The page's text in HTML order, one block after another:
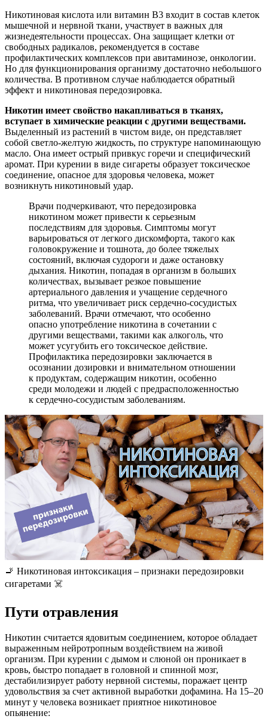
Никотиновая кислота или витамин В3 входит в состав клеток
мышечной и нервной ткани, участвует в важных для
жизнедеятельности процессах. Она защищает клетки от
свободных радикалов, рекомендуется в составе
профилактических комплексов при авитаминозе, онкологии.
Но для функционирования организму достаточно небольшого
количества. В противном случае наблюдается обратный
эффект и никотиновая передозировка.
Никотин имеет свойство накапливаться в тканях,
вступает в химические реакции с другими веществами.
Выделенный из растений в чистом виде, он представляет
собой светло-желтую жидкость, по структуре напоминающую
масло. Она имеет острый привкус горечи и специфический
аромат. При курении в виде сигареты образует токсическое
соединение, опасное для здоровья человека, может
возникнуть никотиновый удар.
Врачи подчеркивают, что передозировка
никотином может привести к серьезным
последствиям для здоровья. Симптомы могут
варьироваться от легкого дискомфорта, такого как
головокружение и тошнота, до более тяжелых
состояний, включая судороги и даже остановку
дыхания. Никотин, попадая в организм в больших
количествах, вызывает резкое повышение
артериального давления и учащение сердечного
ритма, что увеличивает риск сердечно-сосудистых
заболеваний. Врачи отмечают, что особенно
опасно употребление никотина в сочетании с
другими веществами, такими как алкоголь, что
может усугубить его токсическое действие.
Профилактика передозировки заключается в
осознании дозировки и внимательном отношении
к продуктам, содержащим никотин, особенно
среди молодежи и людей с предрасположенностью
к сердечно-сосудистым заболеваниям.
🚬 Никотиновая интоксикация – признаки передозировки
сигаретами ☠️
Пути отравления
Никотин считается ядовитым соединением, которое обладает
выраженным нейротропным воздействием на живой
организм. При курении с дымом и слюной он проникает в
кровь, быстро попадает в головной и спинной мозг,
дестабилизирует работу нервной системы, поражает центр
удовольствия за счет активной выработки дофамина. На 15–20
минут у человека возникает приятное никотиновое
опьянение: